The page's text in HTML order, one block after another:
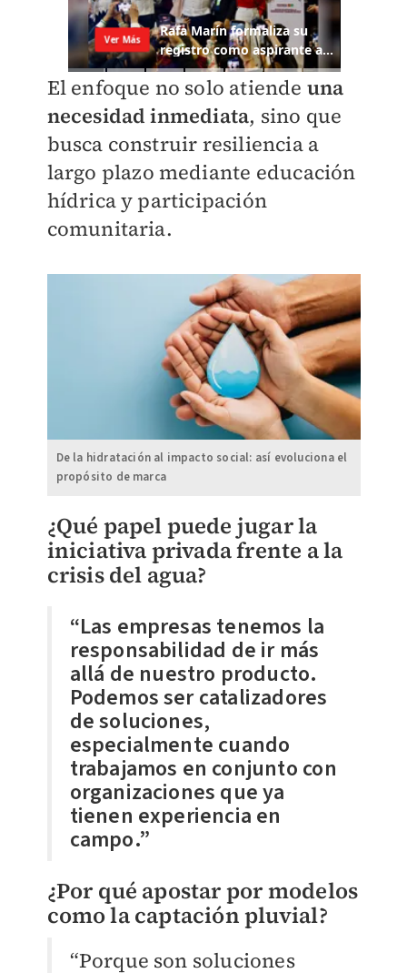
El enfoque no solo atiende una
necesidad inmediata, sino que
busca construir resiliencia a
largo plazo mediante educación
hídrica y participación
comunitaria.
De la hidratación al impacto social: así evoluciona el
propósito de marca
¿Qué papel puede jugar la
iniciativa privada frente a la
crisis del agua?
“Las empresas tenemos la
responsabilidad de ir más
allá de nuestro producto.
Podemos ser catalizadores
de soluciones,
especialmente cuando
trabajamos en conjunto con
organizaciones que ya
tienen experiencia en
campo.”
¿Por qué apostar por modelos
como la captación pluvial?
“Porque son soluciones